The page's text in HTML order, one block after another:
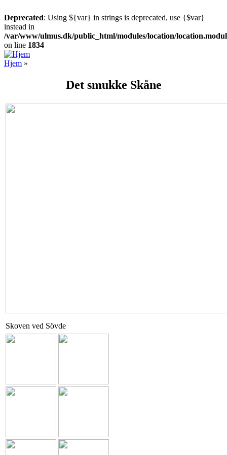
Deprecated: Using ${var} in strings is deprecated, use {$var}
instead in
/var/www/ulmus.dk/public_html/modules/location/
on line 1834
Gå til hovedindhold
Hjem »
Det smukke Skåne
Skoven ved Sövde